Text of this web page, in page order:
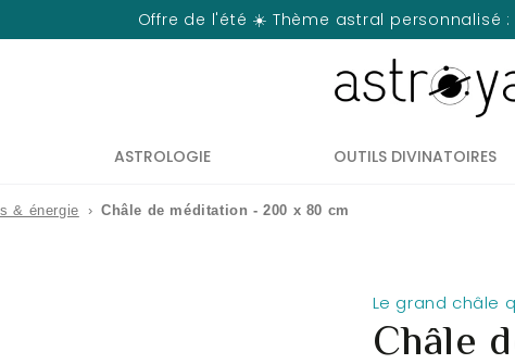
Offre de l'été ☀️ Thème astral personnalisé
ASTROLOGIE OUTILS DIVINATOIRES
& énergie › Châle de méditation - 200 x 80 cm
Le grand châle
Châle